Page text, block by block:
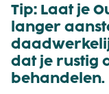
Tip: Laat je
langer
dat je rustig
behandelen.